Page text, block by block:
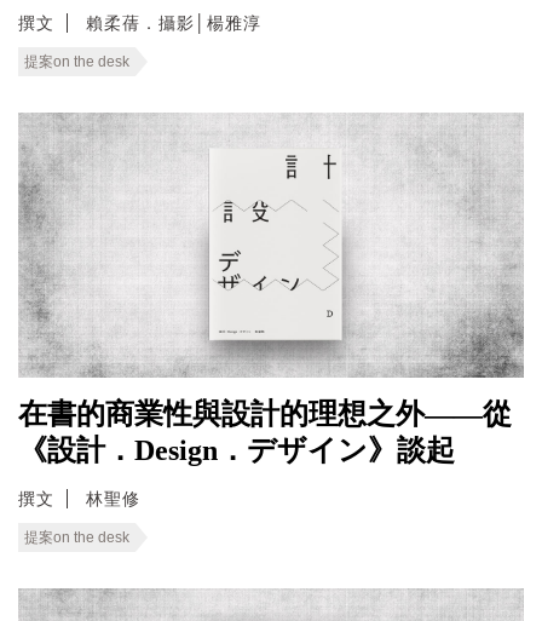
撰文 賴柔蒨．攝影│楊雅淳
提案on the desk
在書的商業性與設計的理想之外——從
《設計．Design．デザイン》談起
撰文 林聖修
提案on the desk